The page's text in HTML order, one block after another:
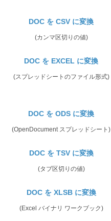
DOC を CSV に変換
(カンマ区切りの値)
DOC を EXCEL に変換
(スプレッドシートのファイル形式)
DOC を ODS に変換
(OpenDocument スプレッドシート)
DOC を TSV に変換
(タブ区切りの値)
DOC を XLSB に変換
(Excel バイナリ ワークブック)